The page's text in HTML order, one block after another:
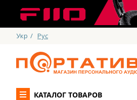
Укр / Рус
КАТАЛОГ ТОВАРОВ